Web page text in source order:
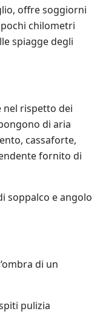
offre soggiorni
chilometri
spiagge degli
nel rispetto dei
di aria
cassaforte,
fornito di
soppalco e angolo
di un
pulizia